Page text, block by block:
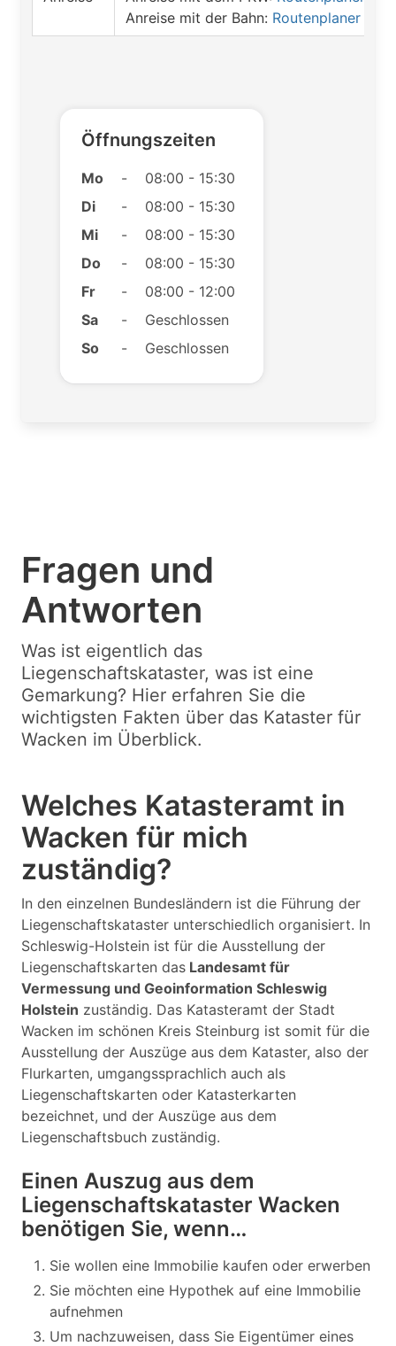
Anreise mit der Bahn: Routenplaner
Öffnungszeiten
Mo -
08:00 - 15:30
Di
-
08:00 - 15:30
Mi
-
08:00 - 15:30
Do
-
08:00 - 15:30
Fr
-
08:00 - 12:00
Sa
-
Geschlossen
So
- Geschlossen
Fragen und
Antworten
Was ist eigentlich das
Liegenschaftskataster, was ist eine
Gemarkung? Hier erfahren Sie die
wichtigsten Fakten über das Kataster für
Wacken im Überblick.
Welches Katasteramt in
Wacken für mich
zuständig?
In den einzelnen Bundesländern ist die Führung der
Liegenschaftskataster unterschiedlich organisiert. In
Schleswig-Holstein ist für die Ausstellung der
Liegenschaftskarten das Landesamt für
Vermessung und Geoinformation Schleswig
Holstein zuständig. Das Katasteramt der Stadt
Wacken im schönen Kreis Steinburg ist somit für die
Ausstellung der Auszüge aus dem Kataster, also der
Flurkarten, umgangssprachlich auch als
Liegenschaftskarten oder Katasterkarten
bezeichnet, und der Auszüge aus dem
Liegenschaftsbuch zuständig.
Einen Auszug aus dem
Liegenschaftskataster Wacken
benötigen Sie, wenn…
Sie wollen eine Immobilie kaufen oder erwerben
Sie möchten eine Hypothek auf eine Immobilie
aufnehmen
Um nachzuweisen, dass Sie Eigentümer eines